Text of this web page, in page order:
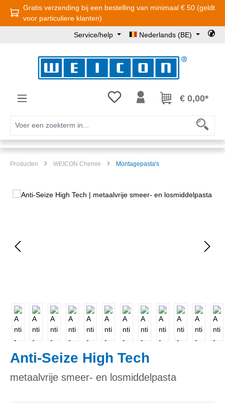
Ga naar de hoofdinhoud
Gratis verzending bij een bestelling van minimaal € 50 (geldt
voor particuliere klanten)
Service/help Nederlands (BE)
Je hebt 0 items op je€ 0,00*
Producten WEICON Chemie Montagepasta's
Afbeeldingengalerij overslaan
Anti-Seize High Tech
metaalvrije smeer- en losmiddelpasta